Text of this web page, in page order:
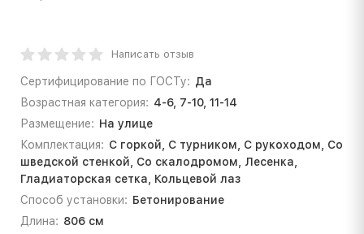
Написать отзыв
Сертифицирование по ГОСТу: Да
Возрастная категория: 4-6, 7-10, 11-14
Размещение: На улице
Комплектация: С горкой, С турником, С рукоходом, Со
шведской стенкой, Со скалодромом, Лесенка,
Гладиаторская сетка, Кольцевой лаз
Способ установки: Бетонирование
Длина: 806 см